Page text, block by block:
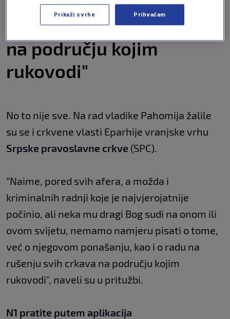
"Radi na rušenju crkava
na području kojim
rukovodi"
No to nije sve. Na rad vladike Pahomija žalile
su se i crkvene vlasti Eparhije vranjske vrhu
Srpske pravoslavne crkve (SPC).
“Naime, pored svih afera, a možda i
kriminalnih radnji koje je najvjerojatnije
počinio, ali neka mu dragi Bog sudi na onom ili
ovom svijetu, nemamo namjeru pisati o tome,
već o njegovom ponašanju, kao i o radu na
rušenju svih crkava na području kojim
rukovodi", naveli su u pritužbi.
N1 pratite putem aplikacija
Prikaži svrhe Prihvaćam